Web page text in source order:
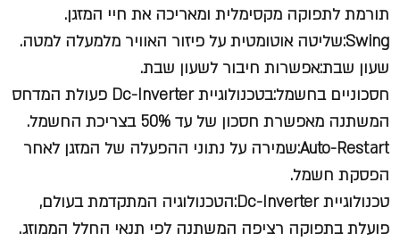
תורמת לתפוקה מקסימלית ומאריכה את חיי המזגן.
Swing:שליטה אוטומטית על פיזור האוויר מלמעלה למטה.
שעון שבת:אפשרות חיבור לשעון שבת.
חסכוניים בחשמל:בטכנולוגיית Dc-Inverter פעולת המדחס
המשתנה מאפשרת חסכון של עד 50% בצריכת החשמל.
Auto-Restart:שמירה על נתוני ההפעלה של המזגן לאחר
הפסקת חשמל.
טכנולוגיית Dc-Inverter:הטכנולוגיה המתקדמת בעולם,
פועלת בתפוקה רציפה המשתנה לפי תנאי החלל הממוזג.